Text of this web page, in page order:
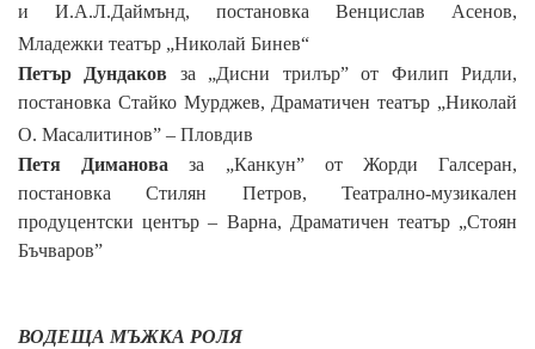
и И.А.Л.Даймънд, постановка Венцислав Асенов,
Младежки театър „Николай Бинев“
Петър Дундаков
за „Дисни трилър” от Филип Ридли,
постановка Стайко Мурджев, Драматичен театър „Николай
О. Масалитинов” – Пловдив
Петя Диманова за „Канкун” от Жорди Галсеран,
постановка Стилян Петров, Театрално-музикален
продуцентски център – Варна, Драматичен театър „Стоян
Бъчваров”
ВОДЕЩА МЪЖКА РОЛЯ